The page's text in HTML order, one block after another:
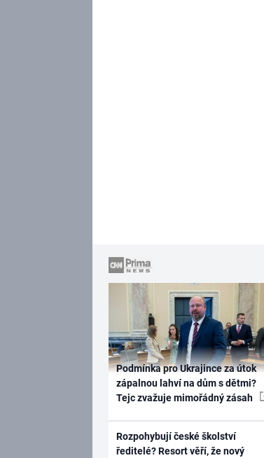
Podmínka pro Ukrajince za útok
zápalnou lahví na dům s dětmi?
Tejc zvažuje mimořádný zásah
Rozpohybují české školství
ředitelé? Resort věří, že nový